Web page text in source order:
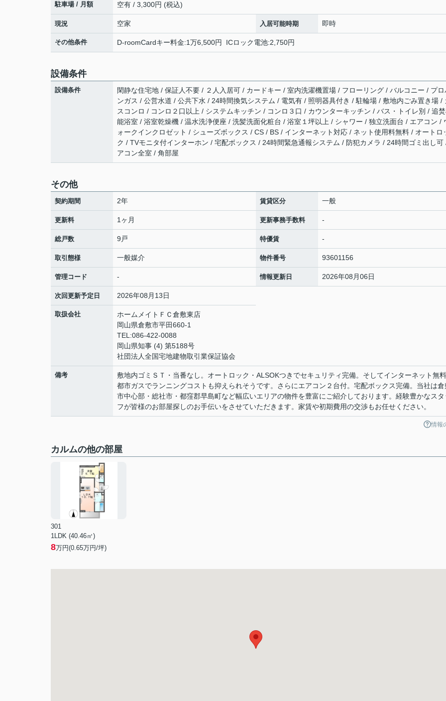
駐車場 / 月額 空有 / 3,300円 (税込)
現況 空家 入居可能時期 即時
その他条件 D-roomCardキー料金:1万6,500円 ICロック電池:2,750円
設備条件
設備条件
閑静な住宅地 / 保証人不要 / ２人入居可 / カードキー / 室内洗濯機置場 / フローリング / バルコニー / プロ
ンガス / 公営水道 / 公共下水 / 24時間換気システム / 電気有 / 照明器具付き / 駐輪場 / 敷地内ごみ置き場 /
スコンロ / コンロ２口以上 / システムキッチン / コンロ３口 / カウンターキッチン / バス・トイレ別 / 追
能浴室 / 浴室乾燥機 / 温水洗浄便座 / 洗髪洗面化粧台 / 浴室１坪以上 / シャワー / 独立洗面台 / エアコン /
ォークインクロゼット / シューズボックス / CS / BS / インターネット対応 / ネット使用料無料 / オートロ
ク / TVモニタ付インターホン / 宅配ボックス / 24時間緊急通報システム / 防犯カメラ / 24時間ゴミ出し可
アコン全室 / 角部屋
その他
契約期間 2年 賃貸区分 一般
更新料 1ヶ月 更新事務手数料 -
総戸数 9戸 特優賃 -
取引態様 一般媒介 物件番号 93601156
管理コード - 情報更新日 2026年08月06日
次回更新予定日 2026年08月13日
取扱会社
ホームメイトＦＣ倉敷東店
岡山県倉敷市平田660-1
TEL:086-422-0088
岡山県知事 (4) 第5188号
社団法人全国宅地建物取引業保証協会
備考
敷地内ゴミＳＴ・当番なし。オートロック・ALSOKつきでセキュリティ完備。そしてインターネット無
都市ガスでランニングコストも抑えられそうです。さらにエアコン２台付。宅配ボックス完備。当社は倉
市中心部・総社市・都窪郡早島町など幅広いエリアの物件を豊富にご紹介しております。経験豊かなスタ
フが皆様のお部屋探しのお手伝いをさせていただきます。家賃や初期費用の交渉もお任せください。
情報
カルムの他の部屋
301
1LDK (40.46㎡)
8万円(0.65万円/坪)